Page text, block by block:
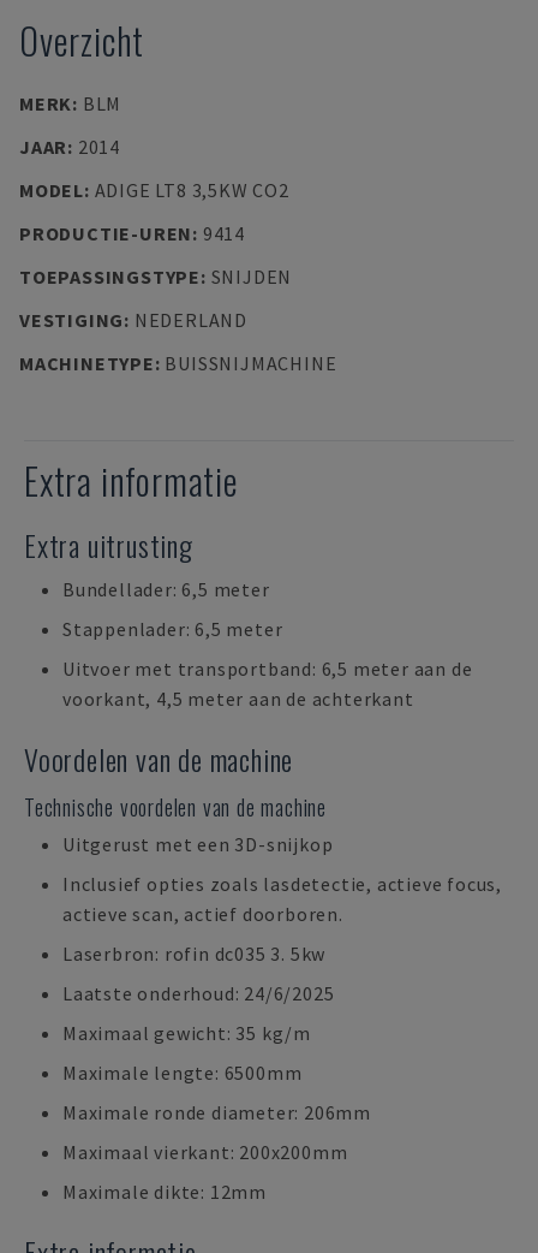
Overzicht
MERK: BLM
JAAR: 2014
MODEL: ADIGE LT8 3,5KW CO2
PRODUCTIE-UREN: 9414
TOEPASSINGSTYPE: SNIJDEN
VESTIGING: NEDERLAND
MACHINETYPE: BUISSNIJMACHINE
Extra informatie
Extra uitrusting
Bundellader: 6,5 meter
Stappenlader: 6,5 meter
Uitvoer met transportband: 6,5 meter aan de
voorkant, 4,5 meter aan de achterkant
Voordelen van de machine
Technische voordelen van de machine
Uitgerust met een 3D-snijkop
Inclusief opties zoals lasdetectie, actieve focus,
actieve scan, actief doorboren.
Laserbron: rofin dc035 3. 5kw
Laatste onderhoud: 24/6/2025
Maximaal gewicht: 35 kg/m
Maximale lengte: 6500mm
Maximale ronde diameter: 206mm
Maximaal vierkant: 200x200mm
Maximale dikte: 12mm